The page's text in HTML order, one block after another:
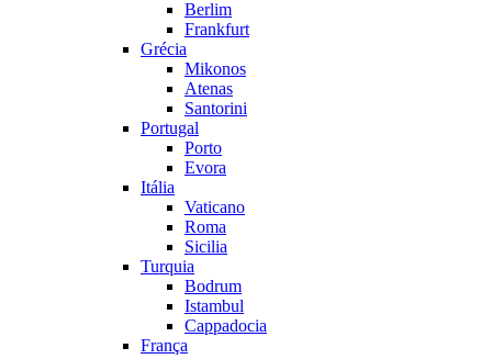
Berlim
Frankfurt
Grécia
Mikonos
Atenas
Santorini
Portugal
Porto
Evora
Itália
Vaticano
Roma
Sicilia
Turquia
Bodrum
Istambul
Cappadocia
França